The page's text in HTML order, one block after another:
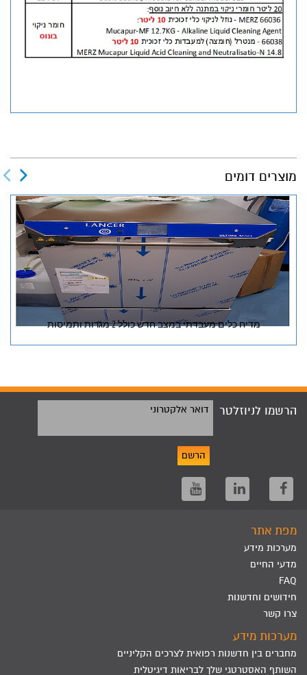
מוצרים דומים
מדיח כלים מעבדתי במצב חדש כולל 2 מגרות ותמיסות
הרשמו לניוזלטר דואר אלקטרוני
הרשם
מפת אתר
מערכות מידע
מדעי החיים
FAQ
חידושים וחדשנות
צרו קשר
מערכות מידע
מחברים בין חדשנות רפואית לצרכים הקליניים
השותף האסטרטגי שלך לבריאות דיגיטלית